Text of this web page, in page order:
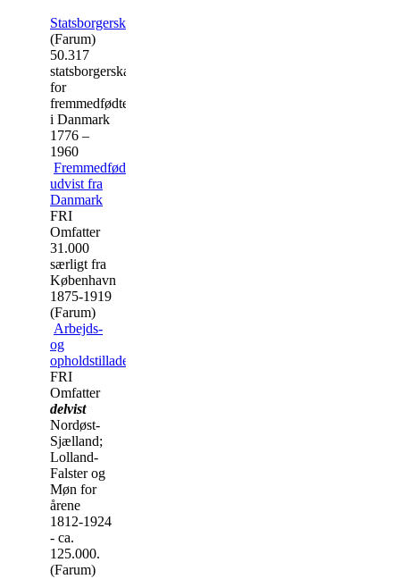
Statsborgerskaber
(Farum)
50.317
statsborgerskaber
for
fremmedfødte
i Danmark
1776 –
1960
Fremmedfødte
udvist fra
Danmark
FRI
Omfatter
31.000
særligt fra
København
1875-1919
(Farum)
Arbejds-
og
opholdstilladelser
FRI
Omfatter
delvist
Nordøst-
Sjælland;
Lolland-
Falster og
Møn for
årene
1812-1924
- ca.
125.000.
(Farum)